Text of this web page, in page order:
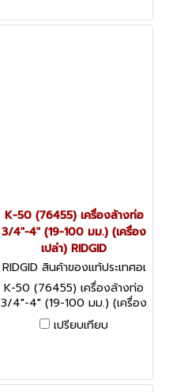
K-50 (76455) เครื่องล้างท่อ
3/4"-4" (19-100 มม.) (เครื่อง
เปล่า) RIDGID
RIDGID สินค้าของแท้ประเทศอเ
มริกา K-50 (76455)
K-50 (76455) เครื่องล้างท่อ
3/4"-4" (19-100 มม.) (เครื่อง
เปล่า) RIDGID
เปรียบเทียบ